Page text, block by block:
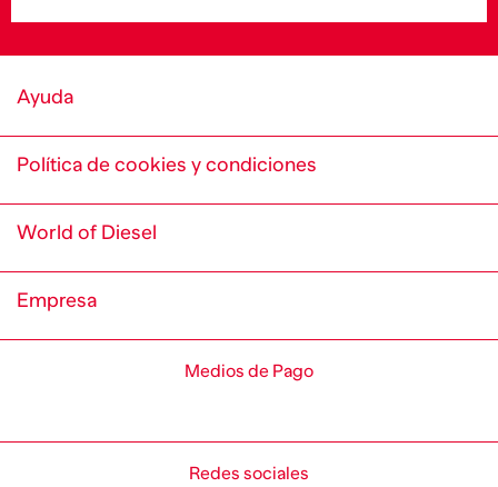
Ayuda
Política de cookies y condiciones
World of Diesel
Empresa
Medios de Pago
Redes sociales